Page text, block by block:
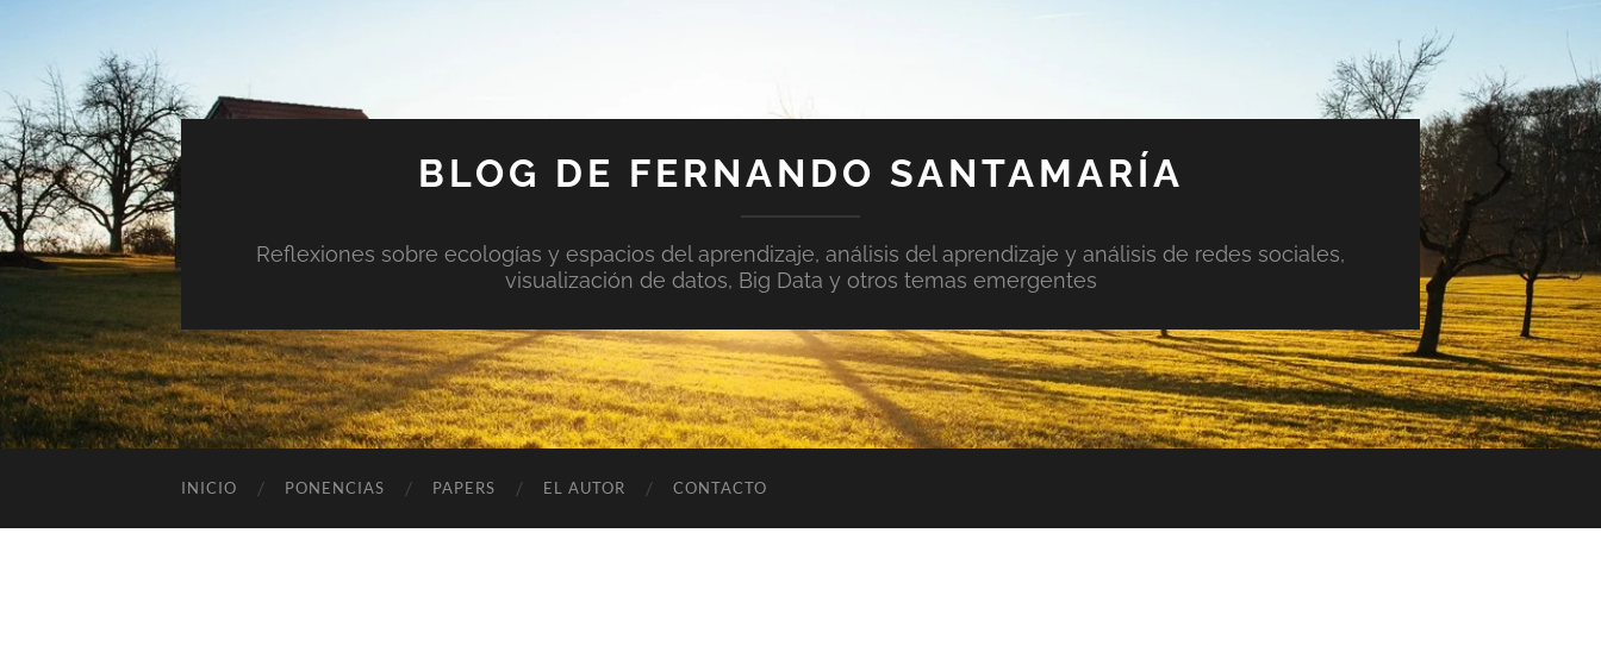
BLOG DE FERNANDO SANTAMARÍA
Reflexiones sobre ecologías y espacios del aprendizaje, análisis del aprendizaje y análisis de redes sociales,
visualización de datos, Big Data y otros temas emergentes
INICIO PONENCIAS PAPERS EL AUTOR CONTACTO